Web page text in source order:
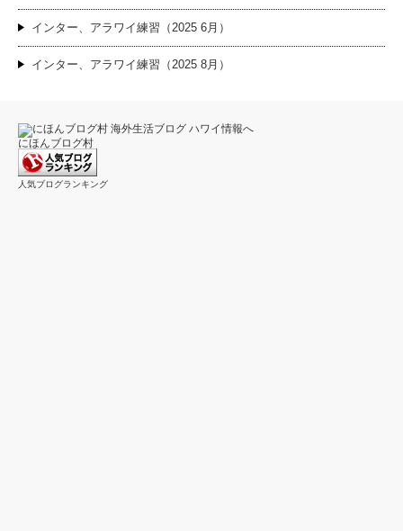
インター、アラワイ練習（2025 6月）
インター、アラワイ練習（2025 8月）
にほんブログ村
人気ブログランキング